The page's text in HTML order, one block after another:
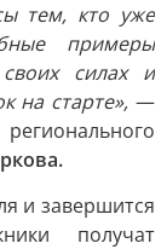
тем, кто уже
примеры
силах и
на старте», —
и завершится
получат